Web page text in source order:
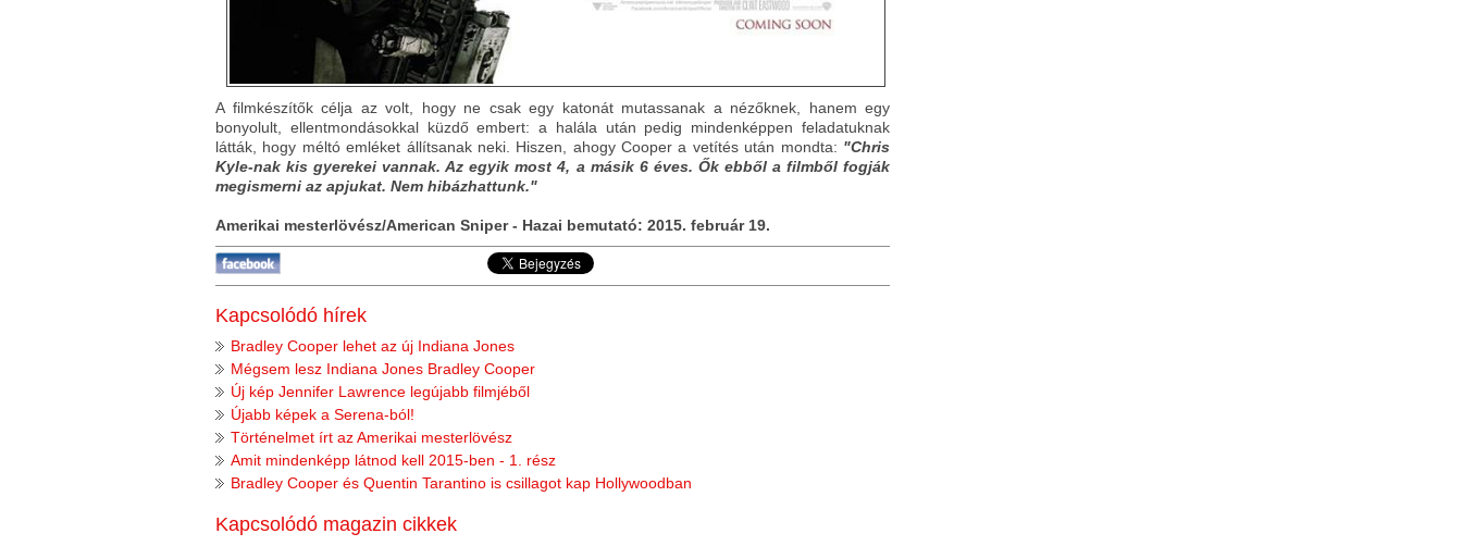
A filmkészítők célja az volt, hogy ne csak egy katonát mutassanak a nézőknek, hanem egy
bonyolult, ellentmondásokkal küzdő embert: a halála után pedig mindenképpen feladatuknak
látták, hogy méltó emléket állítsanak neki. Hiszen, ahogy Cooper a vetítés után mondta: "Chris
Kyle-nak kis gyerekei vannak. Az egyik most 4, a másik 6 éves. Ők ebből a filmből fogják
megismerni az apjukat. Nem hibázhattunk."
Amerikai mesterlövész/American Sniper - Hazai bemutató: 2015. február 19.
Kapcsolódó hírek
Bradley Cooper lehet az új Indiana Jones
Mégsem lesz Indiana Jones Bradley Cooper
Új kép Jennifer Lawrence legújabb filmjéből
Újabb képek a Serena-ból!
Történelmet írt az Amerikai mesterlövész
Amit mindenképp látnod kell 2015-ben - 1. rész
Bradley Cooper és Quentin Tarantino is csillagot kap Hollywoodban
Kapcsolódó magazin cikkek